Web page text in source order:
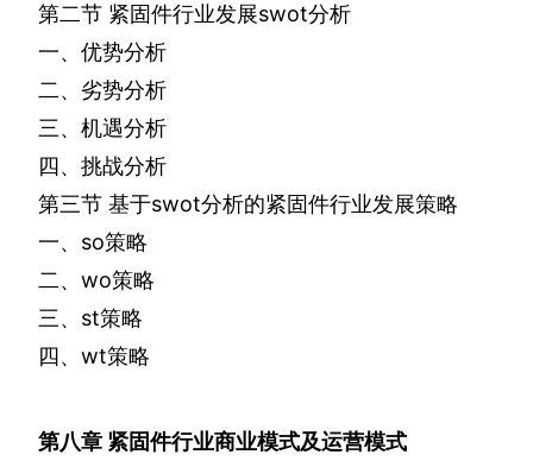
第二节 紧固件行业发展swot分析
一、优势分析
二、劣势分析
三、机遇分析
四、挑战分析
第三节 基于swot分析的紧固件行业发展策略
一、 so策略
二、 wo策略
三、 st策略
四、 wt策略
第八章 紧固件行业商业模式及运营模式